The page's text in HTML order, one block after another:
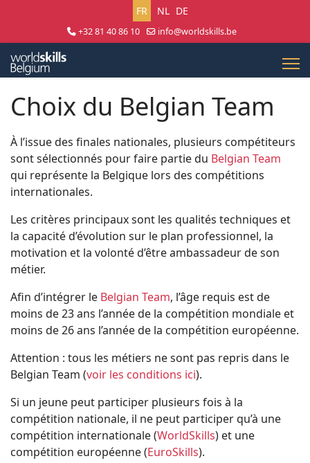
Sélectionnez votre langue
FR NL DE
+32 81 40 86 10
info@worldskills.be
Choix du Belgian Team
À l’issue des finales nationales, plusieurs compétiteurs
sont sélectionnés pour faire partie du Belgian Team
qui représente la Belgique lors des compétitions
internationales.
Les critères principaux sont les qualités techniques et
la capacité d’évolution sur le plan professionnel, la
motivation et la volonté d’être ambassadeur de son
métier.
Afin d’intégrer le Belgian Team, l’âge requis est de
moins de 23 ans l’année de la compétition mondiale et
moins de 26 ans l’année de la compétition européenne.
Attention : tous les métiers ne sont pas repris dans le
Belgian Team (voir les conditions ici).
Si un jeune peut participer plusieurs fois à la
compétition nationale, il ne peut participer qu’à une
compétition internationale (WorldSkills) et une
compétition européenne (EuroSkills).